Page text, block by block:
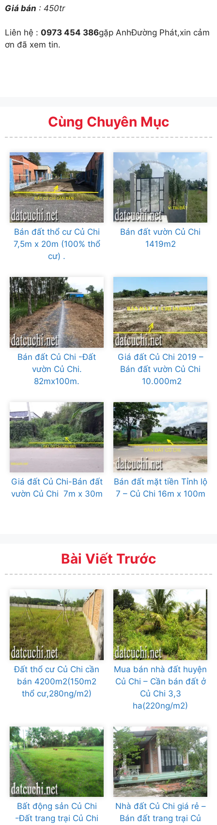
Giá bán : 450tr
Liên hệ : 0973 454 386gặp AnhĐường Phát,xin cảm
ơn đã xem tin.
Cùng Chuyên Mục
Bán đất thổ cư Củ Chi
7,5m x 20m (100% thổ
cư) .
Bán đất vườn Củ Chi
1419m2
Bán đất Củ Chi -Đất
vườn Củ Chi.
82mx100m.
Giá đất Củ Chi 2019 –
Bán đất vườn Củ Chi
10.000m2
Giá đất Củ Chi-Bán đất
vườn Củ Chi 7m x 30m
Bán đất mặt tiền Tỉnh lộ
7 – Củ Chi 16m x 100m
Bài Viết Trước
Đất thổ cư Củ Chi cần
bán 4200m2(150m2
thổ cư,280ng/m2)
Mua bán nhà đất huyện
Củ Chi – Cần bán đất ở
Củ Chi 3,3
ha(220ng/m2)
Bất động sản Củ Chi
-Đất trang trại Củ Chi
Nhà đất Củ Chi giá rẻ –
Bán đất trang trại Củ